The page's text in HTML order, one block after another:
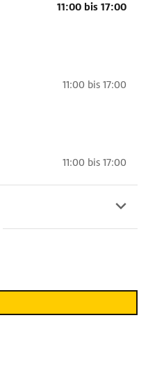
11:00 bis 17:00
11:00 bis 17:00
11:00 bis 17:00